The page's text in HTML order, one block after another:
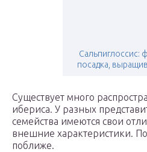
Сальпиглоссис:
посадка,
Существует много
ибериса. У разных
семейства имеются свои
внешние характеристики.
поближе.